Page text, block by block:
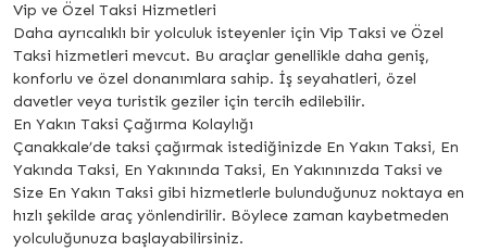
Vip ve Özel Taksi Hizmetleri
Daha ayrıcalıklı bir yolculuk isteyenler için Vip Taksi ve Özel
Taksi hizmetleri mevcut. Bu araçlar genellikle daha geniş,
konforlu ve özel donanımlara sahip. İş seyahatleri, özel
davetler veya turistik geziler için tercih edilebilir.
En Yakın Taksi Çağırma Kolaylığı
Çanakkale’de taksi çağırmak istediğinizde En Yakın Taksi, En
Yakında Taksi, En Yakınında Taksi, En Yakınınızda Taksi ve
Size En Yakın Taksi gibi hizmetlerle bulunduğunuz noktaya en
hızlı şekilde araç yönlendirilir. Böylece zaman kaybetmeden
yolculuğunuza başlayabilirsiniz.